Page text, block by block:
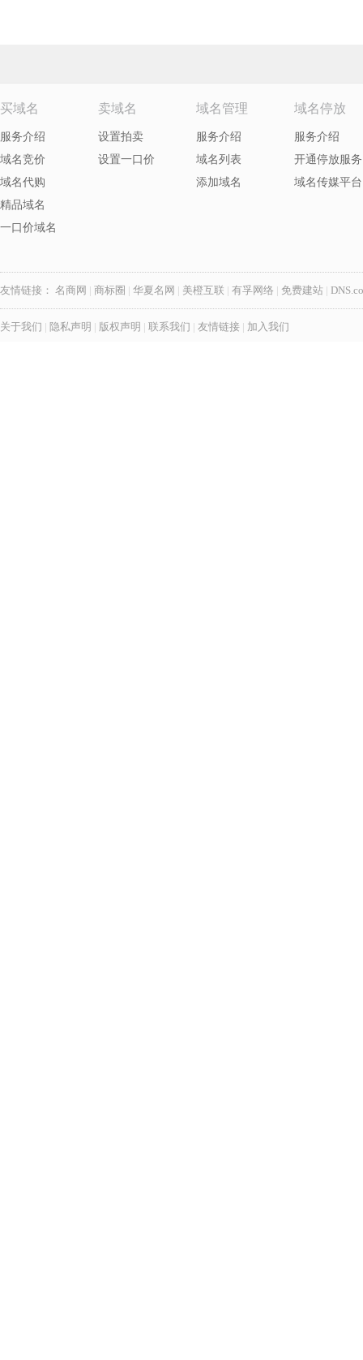
买域名
服务介绍
域名竞价
域名代购
精品域名
一口价域名
卖域名
设置拍卖
设置一口价
域名管理
服务介绍
域名列表
添加域名
域名停放
服务介绍
开通停放服务
域名传媒平台
友情链接： 名商网 | 商标圈 | 华夏名网 | 美橙互联 | 有孚网络 | 免费建站 |
关于我们 | 隐私声明 | 版权声明 | 联系我们 | 友情链接 | 加入我们